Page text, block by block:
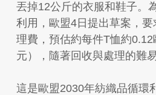
丟掉12公斤的衣服和鞋子。
利用，歐盟4日提出草案，
理費，預估約每件T恤約
元），隨著回收與處理的難易
這是歐盟2030年紡織品循環